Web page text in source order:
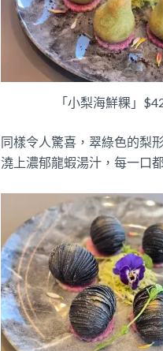
「小梨海鮮粿」
同樣令人驚喜，翠綠色的梨
澆上濃郁龍蝦湯汁，每一口